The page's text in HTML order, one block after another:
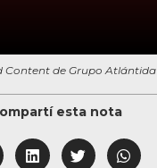
Content de Grupo Atlántida
esta nota